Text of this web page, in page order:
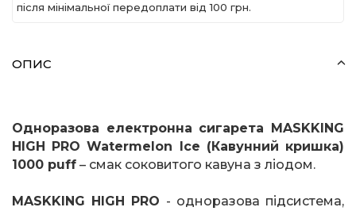
після мінімальної передоплати вiд 100 грн.
ОПИС
Одноразова електронна сигарета MASKKING
HIGH PRO Watermelon Ice (Кавунний кришка)
1000 puff – смак соковитого кавуна з ліодом.
MASKKING HIGH PRO - одноразова підсистема,